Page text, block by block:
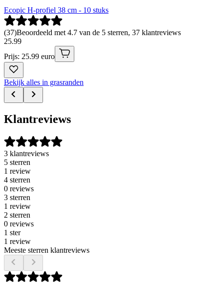
Ecopic H-profiel 38 cm - 10 stuks
(37)Beoordeeld met 4.7 van de 5 sterren, 37 klantreviews
25.99
Prijs: 25.99 euro
Bekijk alles in grasranden
Klantreviews
3 klantreviews
5 sterren
1 review
4 sterren
0 reviews
3 sterren
1 review
2 sterren
0 reviews
1 ster
1 review
Meeste sterren klantreviews